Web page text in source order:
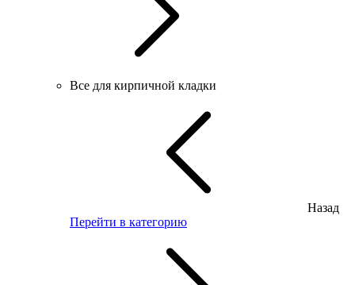
Все для кирпичной кладки
Назад
Перейти в категорию